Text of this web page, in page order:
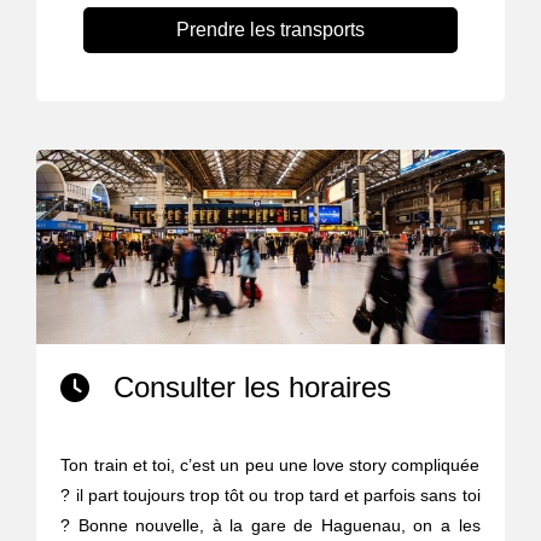
Prendre les transports
Consulter les horaires
Ton train et toi, c’est un peu une love story compliquée
? il part toujours trop tôt ou trop tard et parfois sans toi
? Bonne nouvelle, à la gare de Haguenau, on a les